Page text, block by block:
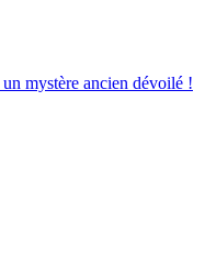
mystère ancien dévoilé !